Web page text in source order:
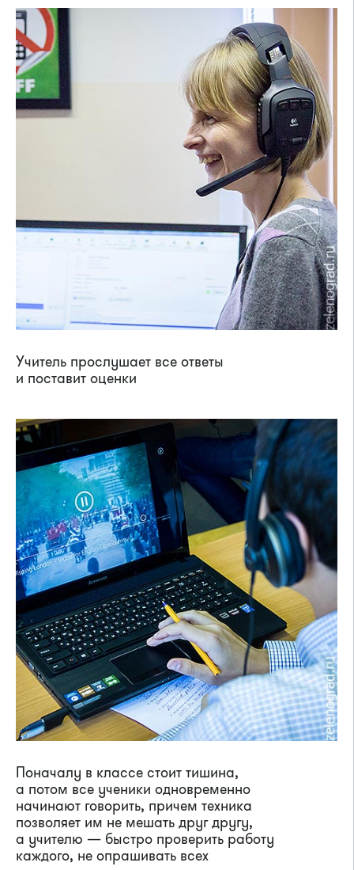
Учитель прослушает все ответы
и поставит оценки
Поначалу в классе стоит тишина,
а потом все ученики одновременно
начинают говорить, причем техника
позволяет им не мешать друг другу,
а учителю — быстро проверить работу
каждого, не опрашивать всех